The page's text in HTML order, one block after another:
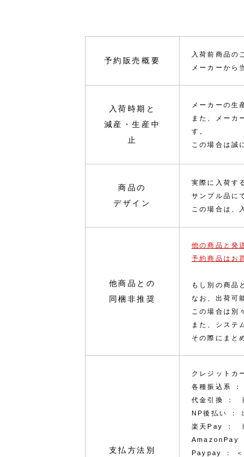
予約販売概要
入荷前商品の
メーカーから
入荷時期と
減産・生産中
止
メーカーの生
また、メーカ
す。
この場合は誠
商品の
デザイン
実際に入荷す
サンプル品に
この場合は、
他商品との
同梱非推奨
他の商品と発
予約商品はお
もし別の商品
なお、出荷可
この場合は別
また、システ
その際にまと
支払方法別
クレジットカ
各種振込系
代金引換 ：
NP後払い ：
楽天Pay ：
AmazonPay
Paypay ： ＜